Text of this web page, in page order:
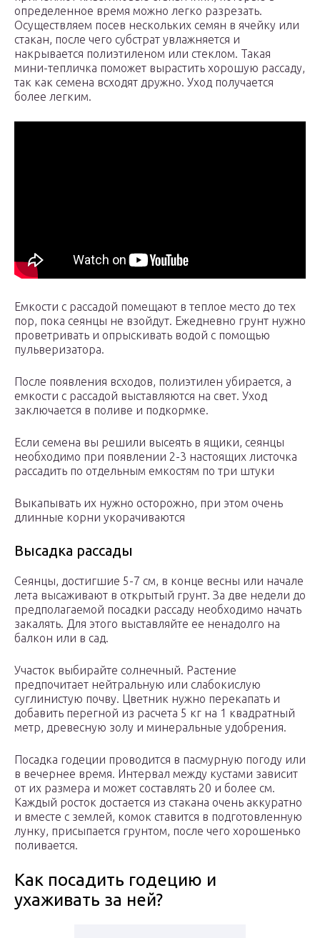
определенное время можно легко разрезать.
Осуществляем посев нескольких семян в ячейку или
стакан, после чего субстрат увлажняется и
накрывается полиэтиленом или стеклом. Такая
мини-тепличка поможет вырастить хорошую рассаду,
так как семена всходят дружно. Уход получается
более легким.
Емкости с рассадой помещают в теплое место до тех
пор, пока сеянцы не взойдут. Ежедневно грунт нужно
проветривать и опрыскивать водой с помощью
пульверизатора.
После появления всходов, полиэтилен убирается, а
емкости с рассадой выставляются на свет. Уход
заключается в поливе и подкормке.
Если семена вы решили высеять в ящики, сеянцы
необходимо при появлении 2-3 настоящих листочка
рассадить по отдельным емкостям по три штуки
Выкапывать их нужно осторожно, при этом очень
длинные корни укорачиваются
Высадка рассады
Сеянцы, достигшие 5-7 см, в конце весны или начале
лета высаживают в открытый грунт. За две недели до
предполагаемой посадки рассаду необходимо начать
закалять. Для этого выставляйте ее ненадолго на
балкон или в сад.
Участок выбирайте солнечный. Растение
предпочитает нейтральную или слабокислую
суглинистую почву. Цветник нужно перекапать и
добавить перегной из расчета 5 кг на 1 квадратный
метр, древесную золу и минеральные удобрения.
Посадка годеции проводится в пасмурную погоду или
в вечернее время. Интервал между кустами зависит
от их размера и может составлять 20 и более см.
Каждый росток достается из стакана очень аккуратно
и вместе с землей, комок ставится в подготовленную
лунку, присыпается грунтом, после чего хорошенько
поливается.
Как посадить годецию и
ухаживать за ней?